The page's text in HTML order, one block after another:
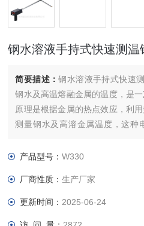
钢水溶液手持式快速测
简要描述：钢水溶液手持式快速
钢水及高温熔融金属的温度，是
原理是根据金属的热点效应，利
测量钢水及高溶金属温度，这种
温度测量结束时同步灯光指示、
产品型号：W330
厂商性质：生产厂家
更新时间： 2025-06-24